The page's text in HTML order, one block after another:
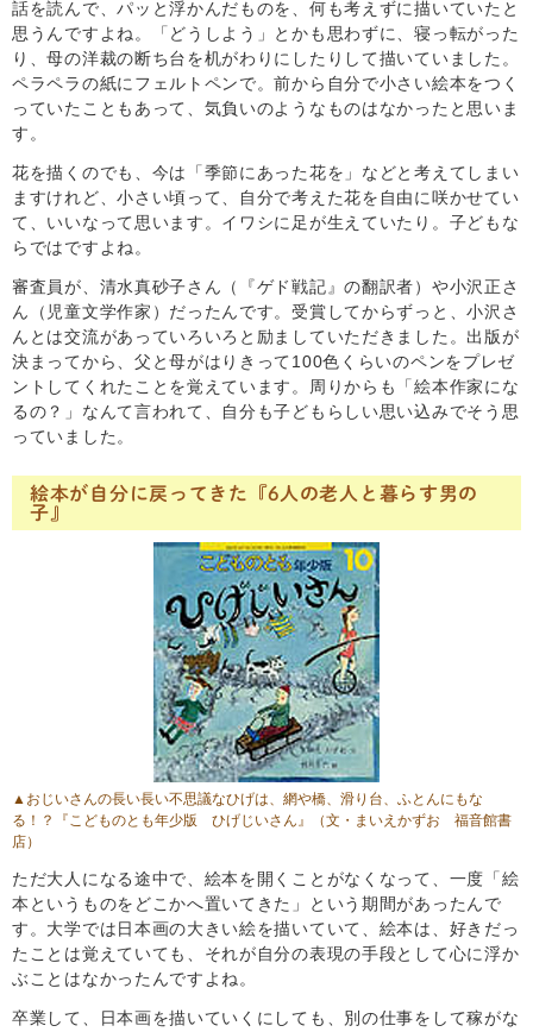
話を読んで、パッと浮かんだものを、何も考えずに描いていたと
思うんですよね。「どうしよう」とかも思わずに、寝っ転がった
り、母の洋裁の断ち台を机がわりにしたりして描いていました。
ペラペラの紙にフェルトペンで。前から自分で小さい絵本をつく
っていたこともあって、気負いのようなものはなかったと思いま
す。
花を描くのでも、今は「季節にあった花を」などと考えてしまい
ますけれど、小さい頃って、自分で考えた花を自由に咲かせてい
て、いいなって思います。イワシに足が生えていたり。子どもな
らではですよね。
審査員が、清水真砂子さん（『ゲド戦記』の翻訳者）や小沢正さ
ん（児童文学作家）だったんです。受賞してからずっと、小沢さ
んとは交流があっていろいろと励ましていただきました。出版が
決まってから、父と母がはりきって100色くらいのペンをプレゼ
ントしてくれたことを覚えています。周りからも「絵本作家にな
るの？」なんて言われて、自分も子どもらしい思い込みでそう思
っていました。
絵本が自分に戻ってきた『6人の老人と暮らす男の
子』
▲おじいさんの長い長い不思議なひげは、網や橋、滑り台、ふとんにもな
る！？『こどものとも年少版 ひげじいさん』（文・まいえかずお 福音館書
店）
ただ大人になる途中で、絵本を開くことがなくなって、一度「絵
本というものをどこかへ置いてきた」という期間があったんで
す。大学では日本画の大きい絵を描いていて、絵本は、好きだっ
たことは覚えていても、それが自分の表現の手段として心に浮か
ぶことはなかったんですよね。
卒業して、日本画を描いていくにしても、別の仕事をして稼がな